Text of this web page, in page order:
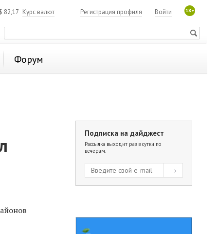
82,17 Курс валют 18+
Войти
Регистрация профиля
Форум
Подписка на дайджест
Рассылка выходит раз в сутки по
вечерам.